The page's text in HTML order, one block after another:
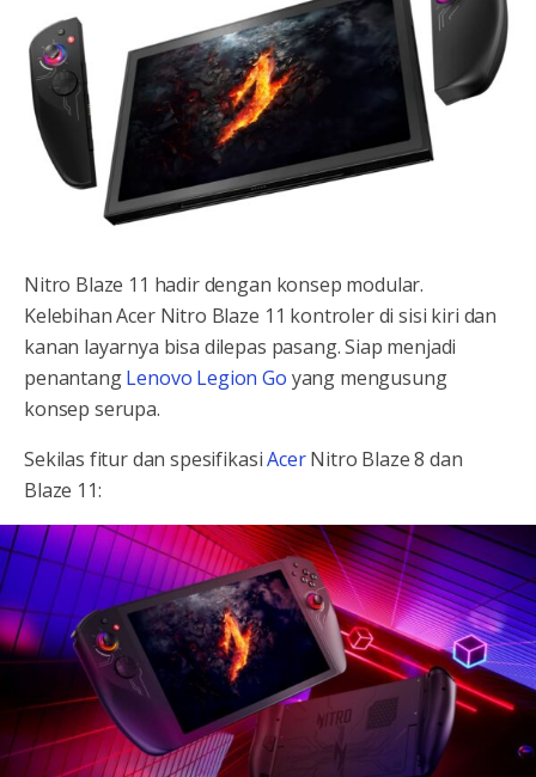
Nitro Blaze 11 hadir dengan konsep modular.
Kelebihan Acer Nitro Blaze 11 kontroler di sisi kiri dan
kanan layarnya bisa dilepas pasang. Siap menjadi
penantangLenovo Legion Go yang mengusung
konsep serupa.
Sekilas fitur dan spesifikasiAcerNitro Blaze 8 dan
Blaze 11: